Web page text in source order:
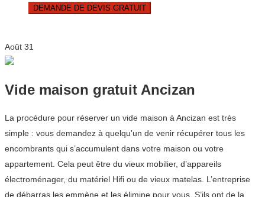
DEMANDE DE DEVIS GRATUIT
Août 31
Vide maison gratuit Ancizan
La procédure pour réserver un vide maison à Ancizan est très
simple : vous demandez à quelqu’un de venir récupérer tous les
encombrants qui s’accumulent dans votre maison ou votre
appartement. Cela peut être du vieux mobilier, d’appareils
électroménager, du matériel Hifi ou de vieux matelas. L’entreprise
de débarras les emmène et les élimine pour vous. S’ils ont de la